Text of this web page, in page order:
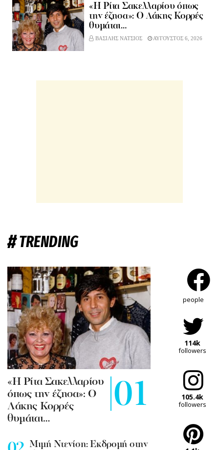
«Η Ρίτα Σακελλαρίου όπως
την έζησα»: Ο Λάκης Κορρές
θυμάται…
ΒΑΣΙΛΗΣ ΝΑΤΣΙΟΣ ΑΥΓΟΥΣΤΟΣ 6, 2026
#TRENDING
«Η Ρίτα Σακελλαρίου
όπως την έζησα»: Ο
Λάκης Κορρές
θυμάται…
Mιμή Ντενίση: Εκδρομή στην
people
114k
followers
105.4k
followers